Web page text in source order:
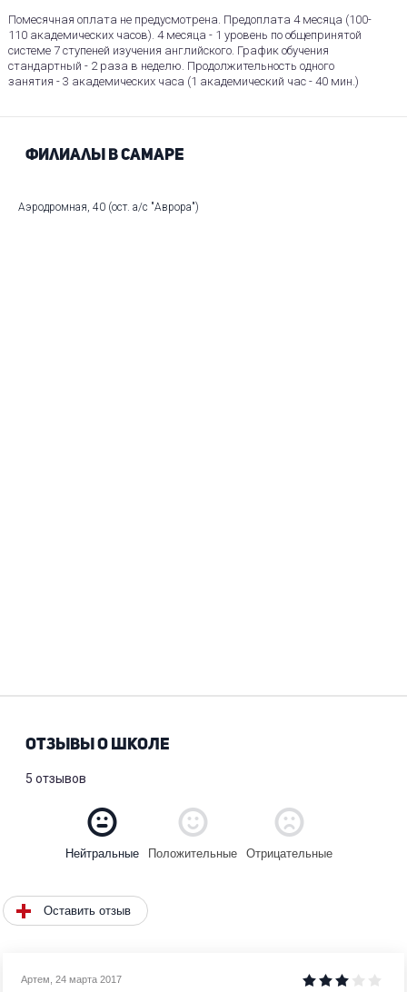
Помесячная оплата не предусмотрена. Предоплата 4 месяца (100-
110 академических часов). 4 месяца - 1 уровень по общепринятой
системе 7 ступеней изучения английского. График обучения
стандартный - 2 раза в неделю. Продолжительность одного
занятия - 3 академических часа (1 академический час - 40 мин.)
Филиалы в Самаре
Аэродромная, 40 (ост. а/с "Аврора")
ОТЗЫВЫ О ШКОЛЕ
5 отзывов
Нейтральные Положительные Отрицательные
Оставить отзыв
Артем 24 марта 2017